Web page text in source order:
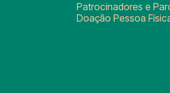
Patrocinadores e
Doação Pessoa